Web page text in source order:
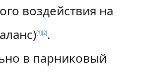
воздействия на
[1][2].
в парниковый